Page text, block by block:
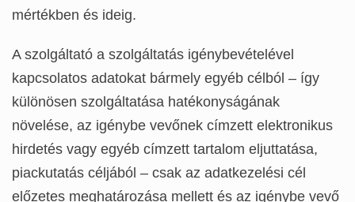
mértékben és ideig.
A szolgáltató a szolgáltatás igénybevételével
kapcsolatos adatokat bármely egyéb célból – így
különösen szolgáltatása hatékonyságának
növelése, az igénybe vevőnek címzett elektronikus
hirdetés vagy egyéb címzett tartalom eljuttatása,
piackutatás céljából – csak az adatkezelési cél
előzetes meghatározása mellett és az igénybe vevő